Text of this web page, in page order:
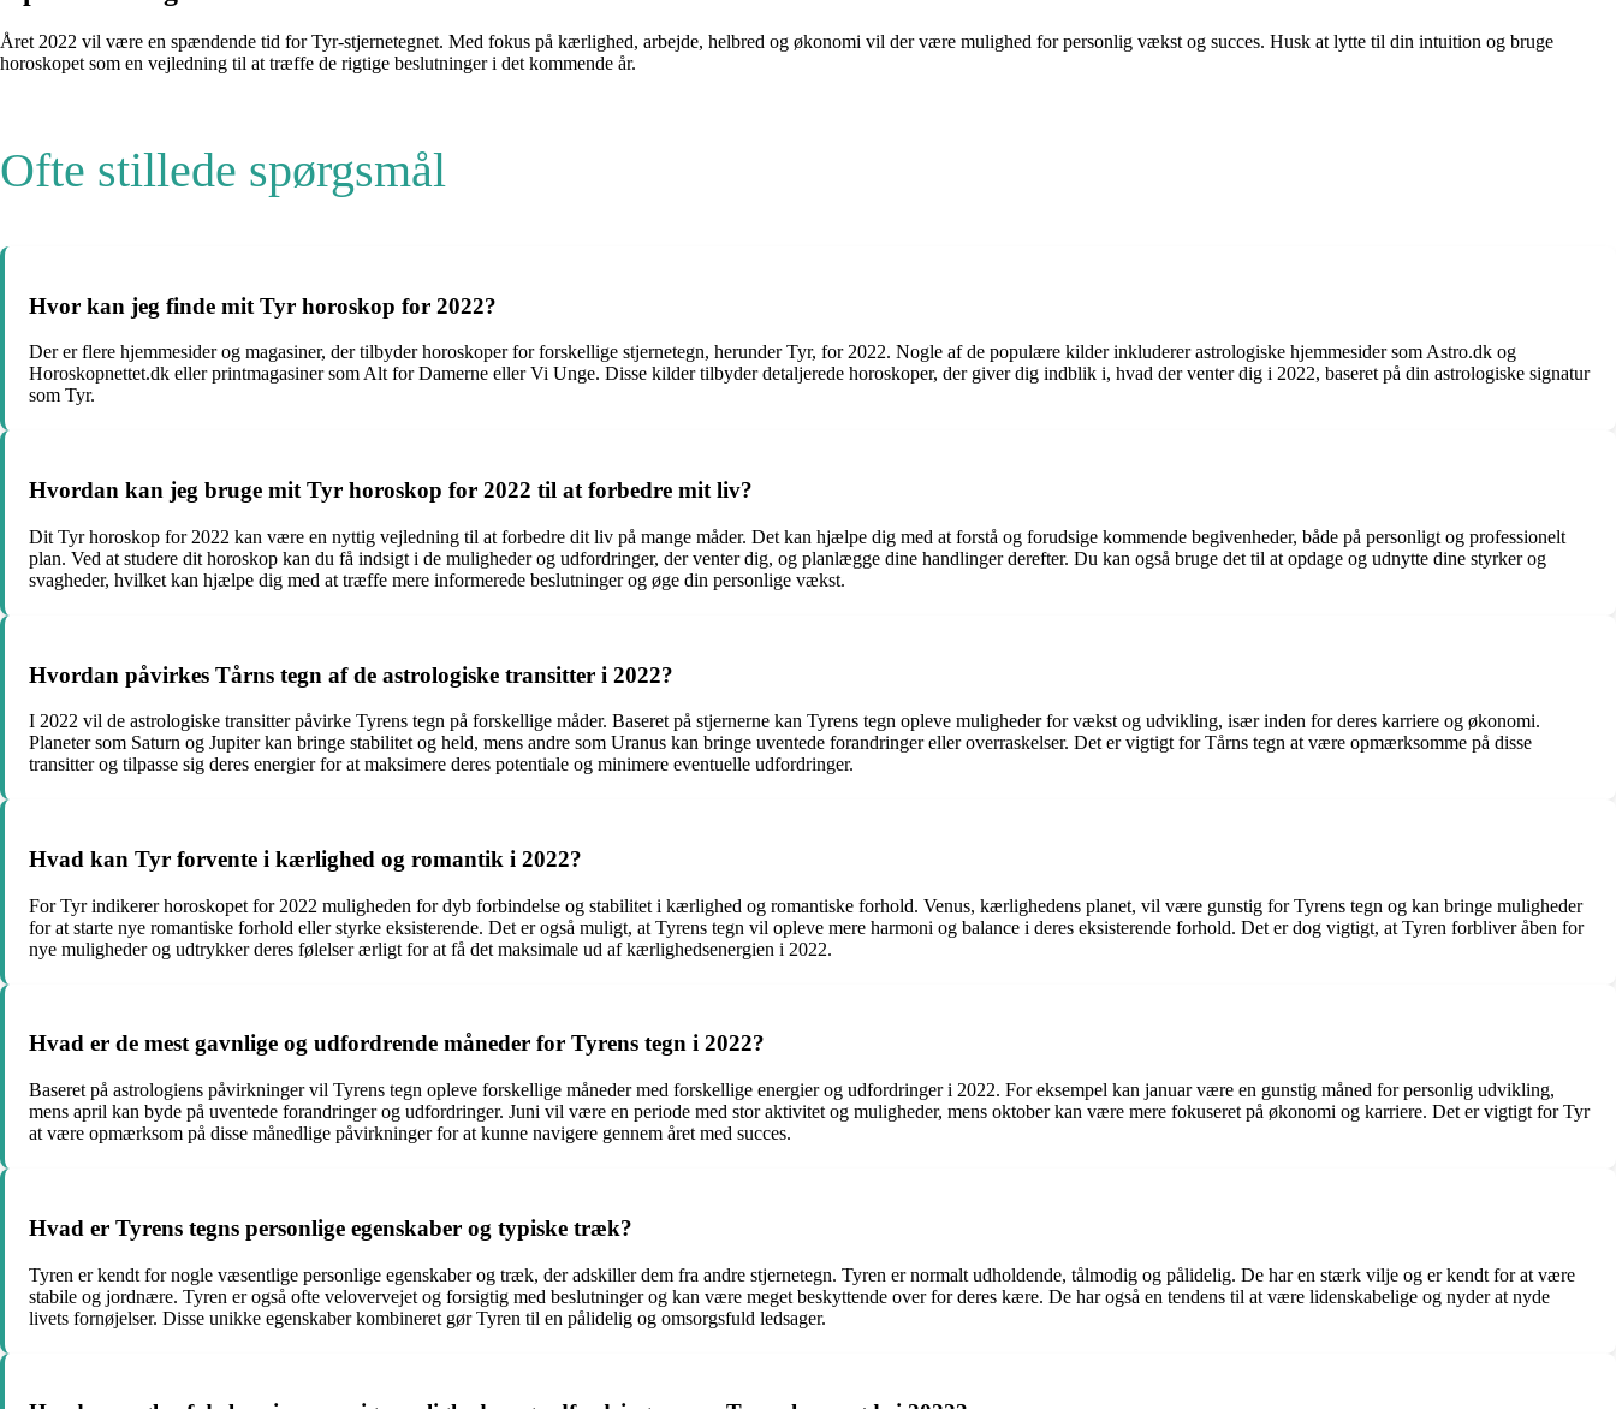
Året 2022 vil være en spændende tid for Tyr-stjernetegnet. Med fokus på kærlighed, arbejde, helbred og økonomi vil der være mulighed for personlig vækst og succes. Husk at lytte til din intuition og bruge
horoskopet som en vejledning til at træffe de rigtige beslutninger i det kommende år.
Ofte stillede spørgsmål
Hvor kan jeg finde mit Tyr horoskop for 2022?
Der er flere hjemmesider og magasiner, der tilbyder horoskoper for forskellige stjernetegn, herunder Tyr, for 2022. Nogle af de populære kilder inkluderer astrologiske hjemmesider som Astro.dk og
Horoskopnettet.dk eller printmagasiner som Alt for Damerne eller Vi Unge. Disse kilder tilbyder detaljerede horoskoper, der giver dig indblik i, hvad der venter dig i 2022, baseret på din astrologiske signatur
som Tyr.
Hvordan kan jeg bruge mit Tyr horoskop for 2022 til at forbedre mit liv?
Dit Tyr horoskop for 2022 kan være en nyttig vejledning til at forbedre dit liv på mange måder. Det kan hjælpe dig med at forstå og forudsige kommende begivenheder, både på personligt og professionelt
plan. Ved at studere dit horoskop kan du få indsigt i de muligheder og udfordringer, der venter dig, og planlægge dine handlinger derefter. Du kan også bruge det til at opdage og udnytte dine styrker og
svagheder, hvilket kan hjælpe dig med at træffe mere informerede beslutninger og øge din personlige vækst.
Hvordan påvirkes Tårns tegn af de astrologiske transitter i 2022?
I 2022 vil de astrologiske transitter påvirke Tyrens tegn på forskellige måder. Baseret på stjernerne kan Tyrens tegn opleve muligheder for vækst og udvikling, især inden for deres karriere og økonomi.
Planeter som Saturn og Jupiter kan bringe stabilitet og held, mens andre som Uranus kan bringe uventede forandringer eller overraskelser. Det er vigtigt for Tårns tegn at være opmærksomme på disse
transitter og tilpasse sig deres energier for at maksimere deres potentiale og minimere eventuelle udfordringer.
Hvad kan Tyr forvente i kærlighed og romantik i 2022?
For Tyr indikerer horoskopet for 2022 muligheden for dyb forbindelse og stabilitet i kærlighed og romantiske forhold. Venus, kærlighedens planet, vil være gunstig for Tyrens tegn og kan bringe muligheder
for at starte nye romantiske forhold eller styrke eksisterende. Det er også muligt, at Tyrens tegn vil opleve mere harmoni og balance i deres eksisterende forhold. Det er dog vigtigt, at Tyren forbliver åben for
nye muligheder og udtrykker deres følelser ærligt for at få det maksimale ud af kærlighedsenergien i 2022.
Hvad er de mest gavnlige og udfordrende måneder for Tyrens tegn i 2022?
Baseret på astrologiens påvirkninger vil Tyrens tegn opleve forskellige måneder med forskellige energier og udfordringer i 2022. For eksempel kan januar være en gunstig måned for personlig udvikling,
mens april kan byde på uventede forandringer og udfordringer. Juni vil være en periode med stor aktivitet og muligheder, mens oktober kan være mere fokuseret på økonomi og karriere. Det er vigtigt for Tyr
at være opmærksom på disse månedlige påvirkninger for at kunne navigere gennem året med succes.
Hvad er Tyrens tegns personlige egenskaber og typiske træk?
Tyren er kendt for nogle væsentlige personlige egenskaber og træk, der adskiller dem fra andre stjernetegn. Tyren er normalt udholdende, tålmodig og pålidelig. De har en stærk vilje og er kendt for at være
stabile og jordnære. Tyren er også ofte velovervejet og forsigtig med beslutninger og kan være meget beskyttende over for deres kære. De har også en tendens til at være lidenskabelige og nyder at nyde
livets fornøjelser. Disse unikke egenskaber kombineret gør Tyren til en pålidelig og omsorgsfuld ledsager.